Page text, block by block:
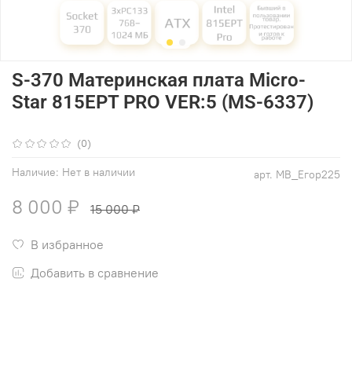
(0)
арт. MB_Егор225
Наличие: Нет в наличии
S-370 Материнская плата Micro-
Star 815EPT PRO VER:5 (MS-6337)
8 000 ₽ 15 000 ₽
В избранное
Добавить в сравнение